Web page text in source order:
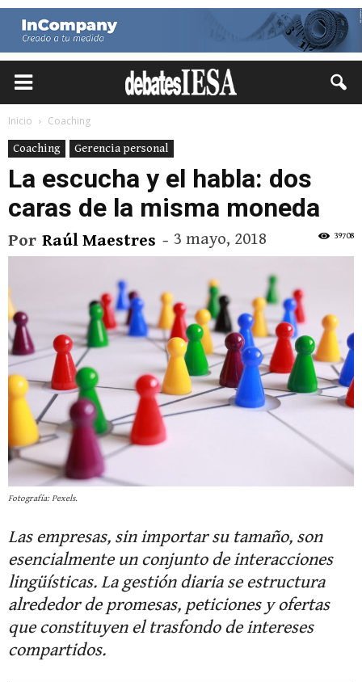
Inicio
Coaching
Coaching
Gerencia personal
La escucha y el habla: dos
caras de la misma moneda
Por Raúl Maestres - 3 mayo, 2018 39708
Fotografía: Pexels.
Las empresas, sin importar su tamaño, son
esencialmente un conjunto de interacciones
lingüísticas. La gestión diaria se estructura
alrededor de promesas, peticiones y ofertas
que constituyen el trasfondo de intereses
compartidos.